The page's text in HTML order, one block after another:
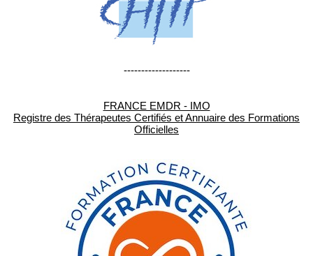
-------------------
FRANCE EMDR - IMO
Registre des Thérapeutes Certifiés et Annuaire des Formations
Officielles